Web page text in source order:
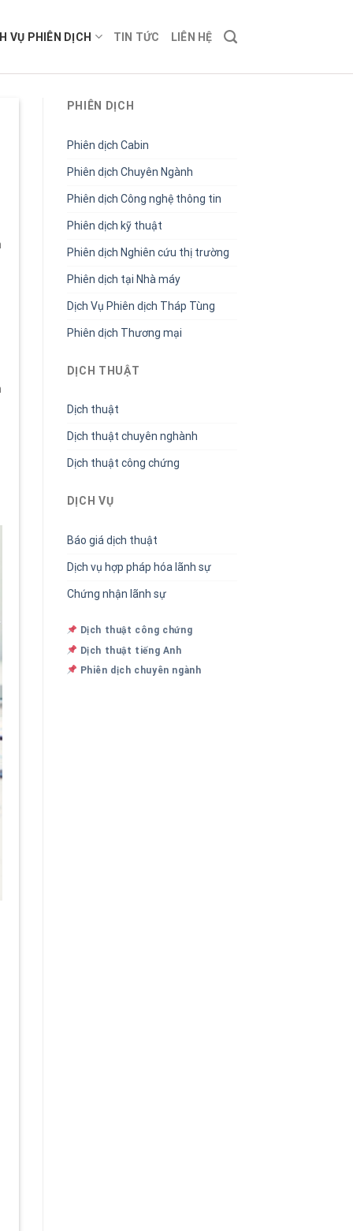
VỤ PHIÊN DỊCH TIN TỨC LIÊN HỆ
PHIÊN DỊCH
Phiên dịch Cabin
Phiên dịch Chuyên Ngành
Phiên dịch Công nghệ thông tin
Phiên dịch kỹ thuật
Phiên dịch Nghiên cứu thị trường
Phiên dịch tại Nhà máy
Dịch Vụ Phiên dịch Tháp Tùng
Phiên dịch Thương mại
DỊCH THUẬT
Dịch thuật
Dịch thuật chuyên nghành
Dịch thuật công chứng
DỊCH VỤ
Báo giá dịch thuật
Dịch vụ hợp pháp hóa lãnh sự
Chứng nhận lãnh sự
Dịch thuật công chứng
Dịch thuật tiếng Anh
Phiên dịch chuyên ngành